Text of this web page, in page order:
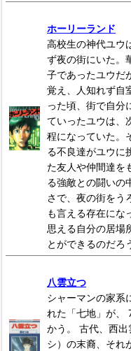
ホーリーランド
高校生の神代ユウ
ず夜の街にいた。
子であったユウだ
覚え、人知れず自
った頃、街で自分
ていったユウは、
程になっていた。
る不良達がユウに
た友人や仲間達を
る強敵との闘いの
さで、夜の街をう
も言える存在にな
思える自分の居場
とができるのだろ
八雲立つ
シャーマンの家系
れた「七地」が、
かう。 古代、西
シ）の末裔、それ